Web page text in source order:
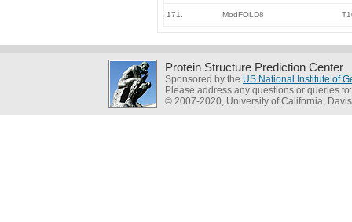
171. ModFOLD8
Protein Structure Prediction Center
Sponsored by the US National Institute of
Please address any questions or queries
© 2007-2020, University of California, Davis